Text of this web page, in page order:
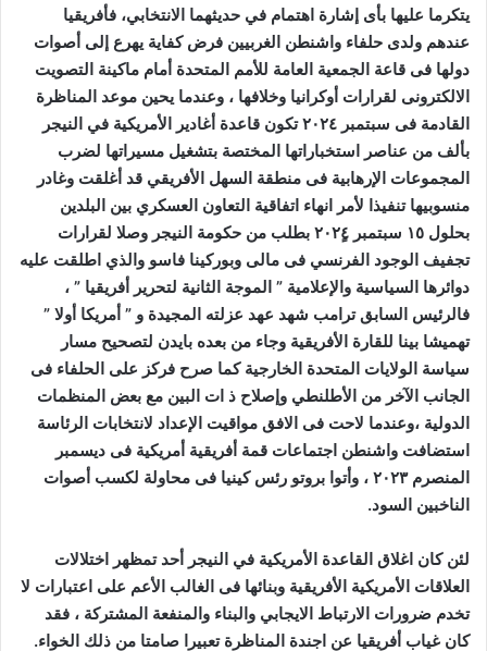
يتكرما عليها بأى إشارة اهتمام في حديثهما الانتخابي، فأفريقيا
عندهم ولدى حلفاء واشنطن الغربيين فرض كفاية يهرع إلى أصوات
دولها فى قاعة الجمعية العامة للأمم المتحدة أمام ماكينة التصويت
الالكترونى لقرارات أوكرانيا وخلافها ، وعندما يحين موعد المناظرة
القادمة فى سبتمبر ٢٠٢٤ تكون قاعدة أغادير الأمريكية في النيجر
بألف من عناصر استخباراتها المختصة بتشغيل مسيراتها لضرب
المجموعات الإرهابية فى منطقة السهل الأفريقي قد أغلقت وغادر
منسوبيها تنفيذا لأمر انهاء اتفاقية التعاون العسكري بين البلدين
بحلول ١٥ سبتمبر ٢٠٢٤ٍ بطلب من حكومة النيجر وصلا لقرارات
تجفيف الوجود الفرنسي فى مالى وبوركينا فاسو والذي اطلقت عليه
دوائرها السياسية والإعلامية ” الموجة الثانية لتحرير أفريقيا ” ،
فالرئيس السابق ترامب شهد عهد عزلته المجيدة و ” أمريكا أولا ”
تهميشا بينا للقارة الأفريقية وجاء من بعده بايدن لتصحيح مسار
سياسة الولايات المتحدة الخارجية كما صرح فركز على الحلفاء فى
الجانب الآخر من الأطلنطي وإصلاح ذ ات البين مع بعض المنظمات
الدولية ،وعندما لاحت فى الافق مواقيت الإعداد لانتخابات الرئاسة
استضافت واشنطن اجتماعات قمة أفريقية أمريكية فى ديسمبر
المنصرم ٢٠٢٣ ، وأتوا بروتو رئس كينيا فى محاولة لكسب أصوات
الناخبين السود.
لئن كان اغلاق القاعدة الأمريكية في النيجر أحد تمظهر اختلالات
العلاقات الأمريكية الأفريقية وبنائها فى الغالب الأعم على اعتبارات لا
تخدم ضرورات الارتباط الايجابي والبناء والمنفعة المشتركة ، فقد
كان غياب أفريقيا عن اجندة المناظرة تعبيرا صامتا من ذلك الخواء.